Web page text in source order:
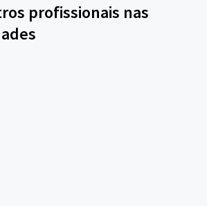
profissionais nas